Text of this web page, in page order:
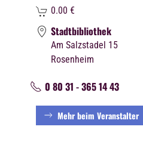
0.00 €
Stadtbibliothek
Am Salzstadel 15
Rosenheim
0 80 31 - 365 14 43
Mehr beim Veranstalter